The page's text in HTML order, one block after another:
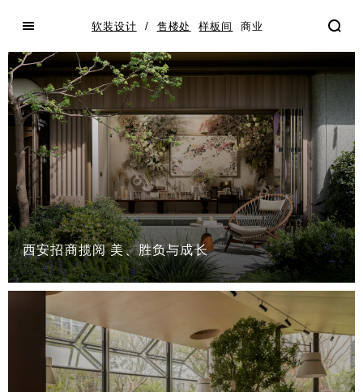
软装设计 / 售楼处 样板间 商业
西安招商揽阅 美、胜负与成长